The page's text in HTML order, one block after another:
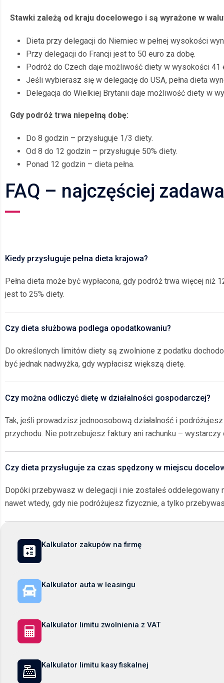
Stawki zależą od kraju docelowego i są wyrażone w
Dieta przy delegacji do Niemiec w pełnej wysokości
Przy delegacji do Francji jest to 50 euro za dobę.
Podróż do Czech daje możliwość diety w wysokości 41
Jeśli wybierasz się w delegację do USA, pełna dieta
Delegacja do Wielkiej Brytanii daje możliwość diety w
Gdy podróż trwa niepełną dobę:
Do 8 godzin – przysługuje 1/3 diety.
Od 8 do 12 godzin – przysługuje 50% diety.
Ponad 12 godzin – dieta pełna.
FAQ – najczęściej
Kiedy przysługuje pełna dieta krajowa?
Pełna dieta może być wypłacona, gdy podróż trwa więcej
jest to 25% diety.
Czy dieta służbowa podlega opodatkowaniu?
Do określonych limitów diety są zwolnione z podatku
być jednak nadwyżka, gdy wypłacisz większą dietę.
Czy można odliczyć dietę w działalności gospodarczej?
Tak, jeśli prowadzisz jednoosobową działalność i
przychodu. Nie potrzebujesz faktury ani rachunku –
Czy dieta przysługuje za czas spędzony w miejscu
Dopóki przebywasz w delegacji i nie zostałeś oddelegowany
nawet wtedy, gdy nie podróżujesz fizycznie, a tylko
Kalkulator zakupów na firmę
Kalkulator auta w leasingu
Kalkulator limitu zwolnienia z VAT
Kalkulator limitu kasy fiskalnej